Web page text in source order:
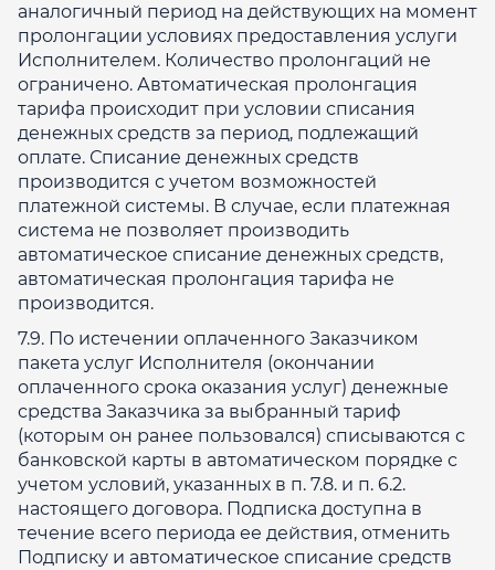
аналогичный период на действующих на момент
пролонгации условиях предоставления услуги
Исполнителем. Количество пролонгаций не
ограничено. Автоматическая пролонгация
тарифа происходит при условии списания
денежных средств за период, подлежащий
оплате. Списание денежных средств
производится с учетом возможностей
платежной системы. В случае, если платежная
система не позволяет производить
автоматическое списание денежных средств,
автоматическая пролонгация тарифа не
производится.
7.9. По истечении оплаченного Заказчиком
пакета услуг Исполнителя (окончании
оплаченного срока оказания услуг) денежные
средства Заказчика за выбранный тариф
(которым он ранее пользовался) списываются с
банковской карты в автоматическом порядке с
учетом условий, указанных в п. 7.8. и п. 6.2.
настоящего договора. Подписка доступна в
течение всего периода ее действия, отменить
Подписку и автоматическое списание средств